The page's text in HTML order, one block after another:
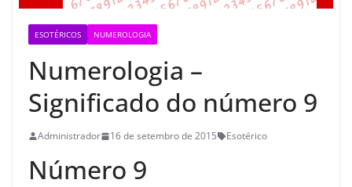
ESOTÉRICOS NUMEROLOGIA
Numerologia –
Significado do número 9
Administrador 16 de setembro de 2015 Esotérico
Número 9